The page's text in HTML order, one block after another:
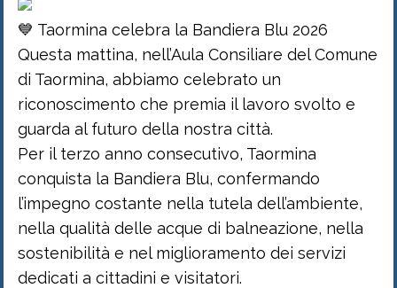
💙 Taormina celebra la Bandiera Blu 2026
Questa mattina, nell’Aula Consiliare del Comune
di Taormina, abbiamo celebrato un
riconoscimento che premia il lavoro svolto e
guarda al futuro della nostra città.
Per il terzo anno consecutivo, Taormina
conquista la Bandiera Blu, confermando
l’impegno costante nella tutela dell’ambiente,
nella qualità delle acque di balneazione, nella
sostenibilità e nel miglioramento dei servizi
dedicati a cittadini e visitatori.